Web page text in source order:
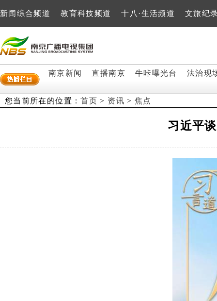
新闻综合频道 教育科技频道 十八·生活频道 文旅纪
南京新闻 直播南京 牛咔曝光台 法治现
您当前所在的位置：首页 > 资讯 >焦点
习近平